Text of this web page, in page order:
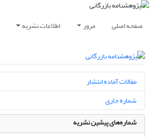
صفحه اصلی مرور اطلاعات نشریه
مقالات آماده انتشار
شماره جاری
شماره‌های پیشین نشریه